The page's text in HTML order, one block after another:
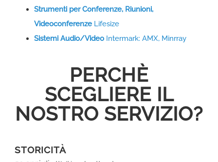
Strumenti per Conferenze, Riunioni,
VideoconferenzeLifesize
Sistemi Audio/VideoIntermark: AMX, Minrray
PERCHÈ
SCEGLIERE IL
NOSTRO SERVIZIO?
STORICITÀ